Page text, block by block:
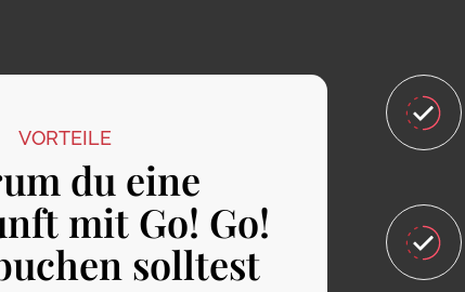
VORTEILE
du eine
mit Go! Go!
solltest